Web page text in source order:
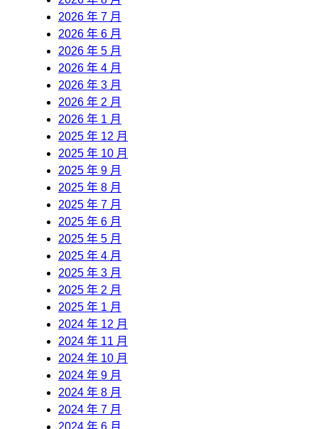
2026 年 7 月
2026 年 6 月
2026 年 5 月
2026 年 4 月
2026 年 3 月
2026 年 2 月
2026 年 1 月
2025 年 12 月
2025 年 10 月
2025 年 9 月
2025 年 8 月
2025 年 7 月
2025 年 6 月
2025 年 5 月
2025 年 4 月
2025 年 3 月
2025 年 2 月
2025 年 1 月
2024 年 12 月
2024 年 11 月
2024 年 10 月
2024 年 9 月
2024 年 8 月
2024 年 7 月
2024 年 6 月